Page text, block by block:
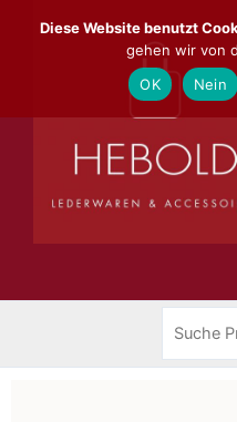
Inhalt
Diese Website benutzt
gehen wir von
OK
Nein